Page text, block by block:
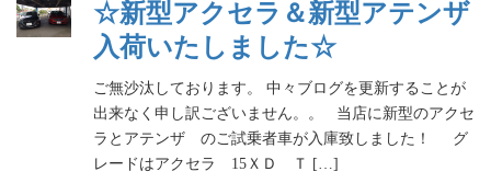
☆新型アクセラ＆新型アテンザ
入荷いたしました☆
ご無沙汰しております。 中々ブログを更新することが
出来なく申し訳ございません。。 当店に新型のアクセ
ラとアテンザ のご試乗者車が入庫致しました！ グ
レードはアクセラ 15ＸＤ Ｔ […]